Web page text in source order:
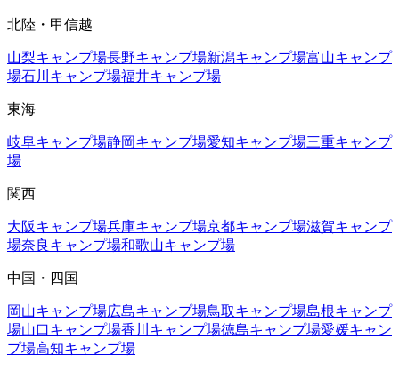
北陸・甲信越
山梨キャンプ場長野キャンプ場新潟キャンプ場富山キャンプ
場石川 キャンプ場福井キャンプ場
東海
岐阜キャンプ場静岡キャンプ場愛知キャンプ場三重キャンプ
場
関西
大阪キャンプ場兵庫キャンプ場京都キャンプ場滋賀キャンプ
場奈良 キャンプ場和歌山キャンプ場
中国・四国
岡山キャンプ場広島キャンプ場鳥取キャンプ場島根キャンプ
場山口キャンプ場香川 キャンプ場徳島キャンプ場愛媛キャン
プ場高知キャンプ場